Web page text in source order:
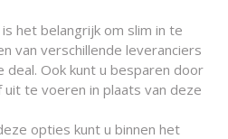
het belangrijk om slim in te
van verschillende leveranciers
deal. Ook kunt u besparen door
uit te voeren in plaats van deze
opties kunt u binnen het